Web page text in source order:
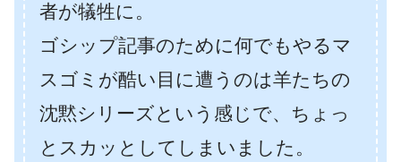
者が犠牲に。
ゴシップ記事のために何でもやるマ
スゴミが酷い目に遭うのは羊たちの
沈黙シリーズという感じで、ちょっ
とスカッとしてしまいました。